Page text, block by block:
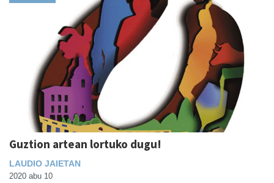
Guztion artean lortuko dugu!
LAUDIO JAIETAN
2020 abu 10